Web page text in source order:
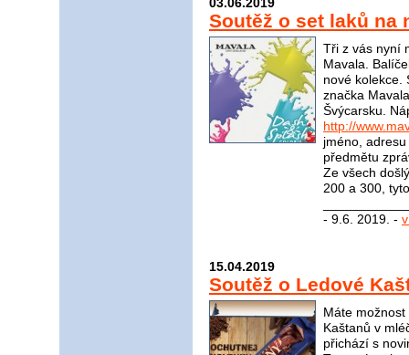
Soutěž o set laků na
Tři z vás nyní
Mavala.
nové kolekce.
značka
Švýcarsku.
http://
jméno,
předmětu
Ze všech
200 a 300,
- 9.6. 2019. -
15.04.2019
Soutěž o Ledové
Máte
Kaštanů v
přichází s